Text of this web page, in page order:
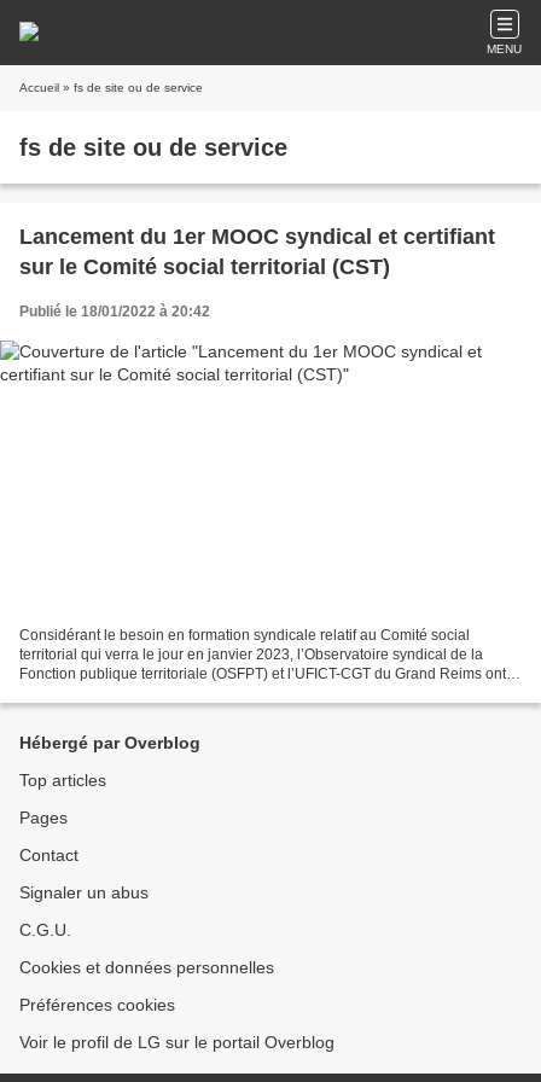
MENU
Accueil » fs de site ou de service
fs de site ou de service
Lancement du 1er MOOC syndical et certifiant
sur le Comité social territorial (CST)
Publié le 18/01/2022 à 20:42
Considérant le besoin en formation syndicale relatif au Comité social
territorial qui verra le jour en janvier 2023, l’Observatoire syndical de la
Fonction publique territoriale (OSFPT) et l’UFICT-CGT du Grand Reims ont
Hébergé par Overblog
Top articles
Pages
Contact
Signaler un abus
C.G.U.
Cookies et données personnelles
Préférences cookies
Voir le profil de LG sur le portail Overblog